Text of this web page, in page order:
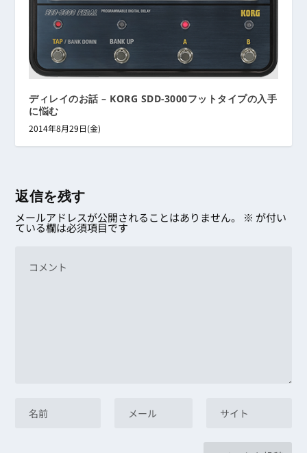
ディレイのお話 – KORG SDD-3000フットタイプの入手
に悩む
2014年8月29日(金)
返信を残す
メールアドレスが公開されることはありません。 ※ が付い
ている欄は必須項目です